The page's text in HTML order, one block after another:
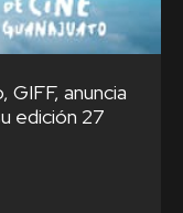
GIFF, anuncia
edición 27